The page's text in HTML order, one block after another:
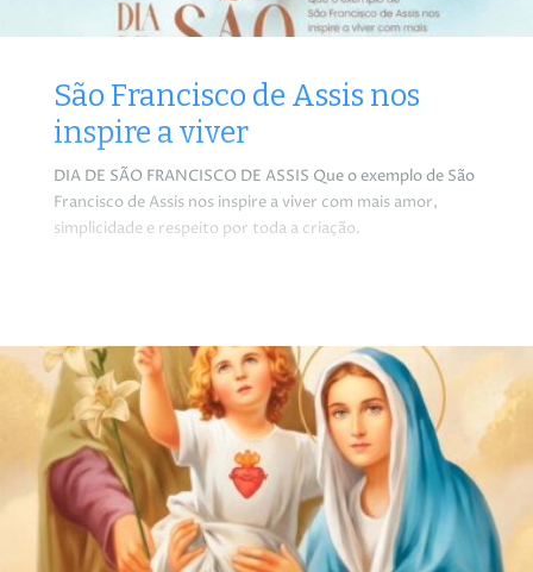
São Francisco de Assis nos
inspire a viver
DIA DE SÃO FRANCISCO DE ASSIS Que o exemplo de São
Francisco de Assis nos inspire a viver com mais amor,
simplicidade e respeito por toda a criação.